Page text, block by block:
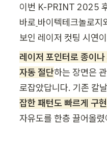
이번 K-PRINT 2025
바로 바이텍테크놀로지
보인 레이저 컷팅 시연
레이저 포인터로 종이
자동 절단하는 장면은
로잡았답니다. 기존 칼
잡한 패턴도 빠르게 구현
자유도를 한층 끌어올렸